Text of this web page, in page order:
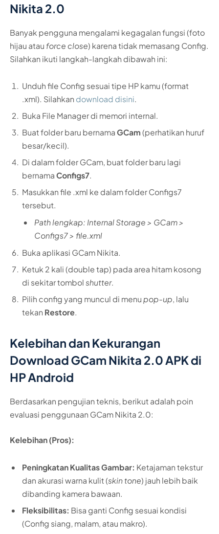
Nikita 2.0
Banyak pengguna mengalami kegagalan fungsi (foto
hijau atau force close) karena tidak memasang Config.
Silahkan ikuti langkah-langkah dibawah ini:
Unduh file Config sesuai tipe HP kamu (format
.xml). Silahkan download disini.
Buka File Manager di memori internal.
Buat folder baru bernamaGCam(perhatikan huruf
besar/kecil).
Di dalam folder GCam, buat folder baru lagi
bernamaConfigs7.
Masukkan file .xml ke dalam folder Configs7
tersebut.
Path lengkap: Internal Storage > GCam >
Configs7 > file.xml
Buka aplikasi GCam Nikita.
Ketuk 2 kali (double tap) pada area hitam kosong
di sekitar tombolshutter.
Pilih config yang muncul di menupop-up, lalu
tekan Restore.
Kelebihan dan Kekurangan
Download GCam Nikita 2.0 APK di
HP Android
Berdasarkan pengujian teknis, berikut adalah poin
evaluasi penggunaan GCam Nikita 2.0:
Kelebihan (Pros):
Peningkatan Kualitas Gambar: Ketajaman tekstur
dan akurasi warna kulit (skin tone) jauh lebih baik
dibanding kamera bawaan.
Fleksibilitas: Bisa ganti Config sesuai kondisi
(Config siang, malam, atau makro).